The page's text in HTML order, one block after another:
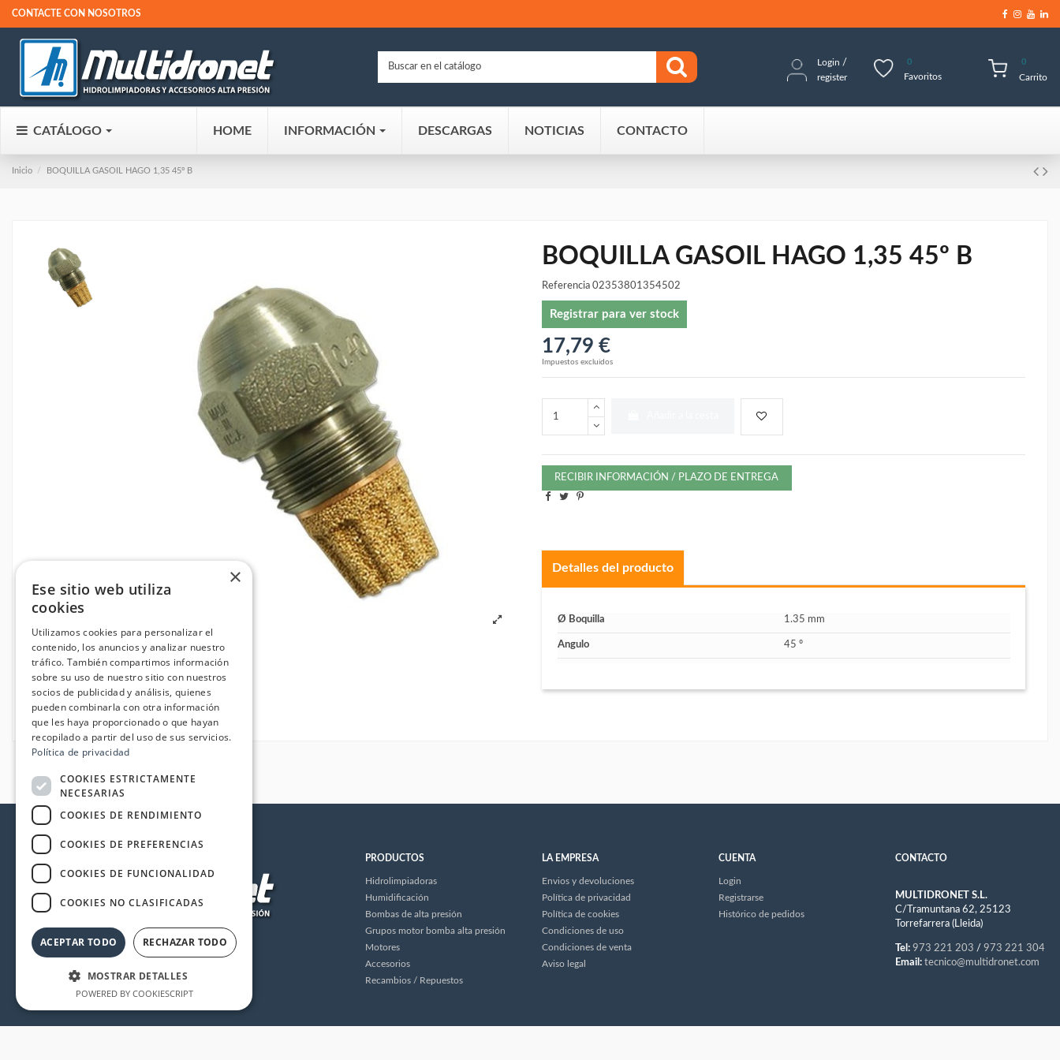
CONTACTE CON NOSOTROS
Login /
register
0
Favoritos
0
Carrito
CATÁLOGO HOME INFORMACIÓN DESCARGAS NOTICIAS CONTACTO
Inicio BOQUILLA GASOIL HAGO 1,35 45º B
BOQUILLA GASOIL HAGO 1,35 45º B
Referencia 02353801354502
Registrar para ver stock
17,79 €
Impuestos excluidos
RECIBIR INFORMACIÓN / PLAZO DE ENTREGA
Detalles del producto
Ø Boquilla 1.35 mm
Angulo 45 º
PRODUCTOS
Hidrolimpiadoras
Humidificación
Bombas de alta presión
Grupos motor bomba alta presión
Motores
Accesorios
Recambios / Repuestos
LA EMPRESA
Envios y devoluciones
Política de privacidad
Política de cookies
Condiciones de uso
Condiciones de venta
Aviso legal
CUENTA
Login
Registrarse
Histórico de pedidos
CONTACTO
MULTIDRONET S.L.
C/Tramuntana 62, 25123
Torrefarrera (Lleida)
Tel: 973 221 203 / 973 221 304
Email: tecnico@multidronet.com
×
Ese sitio web utiliza
cookies
Utilizamos cookies para personalizar el
contenido, los anuncios y analizar nuestro
tráfico. También compartimos información
sobre su uso de nuestro sitio con nuestros
socios de publicidad y análisis, quienes
pueden combinarla con otra información
que les haya proporcionado o que hayan
recopilado a partir del uso de sus servicios.
Política de privacidad
COOKIES ESTRICTAMENTE
NECESARIAS
COOKIES DE RENDIMIENTO
COOKIES DE PREFERENCIAS
COOKIES DE FUNCIONALIDAD
COOKIES NO CLASIFICADAS
ACEPTAR TODO RECHAZAR TODO
MOSTRAR DETALLES
POWERED BY COOKIESCRIPT